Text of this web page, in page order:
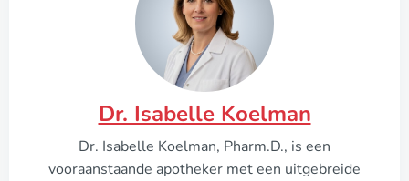
Dr. Isabelle Koelman
Dr. Isabelle Koelman, Pharm.D., is een
vooraanstaande apotheker met een uitgebreide